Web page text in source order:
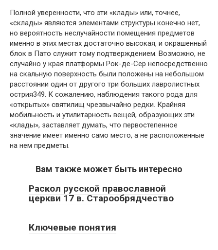
Полной уверенности, что эти «клады» или, точнее,
«склады» являются элементами структуры конечно нет,
но вероятность неслучайности помещения предметов
именно в этих местах достаточно высокая, и окрашенный
блок в Пато служит тому подтверждением. Возможно, не
случайно у края платформы Рок-де-Сер непосредственно
на скальную поверхность были положены на небольшом
расстоянии один от другого три больших лавролистных
острия349. К сожалению, наблюдения такого рода для
«открытых» святилищ чрезвычайно редки. Крайняя
мобильность и утилитарность вещей, образующих эти
«клады», заставляет думать, что первостепенное
значение имеет именно само место, а не расположенные
на нем предметы.
Вам также может быть интересно
Раскол русской православной
церкви 17 в. Старообрядчество
Ключевые понятия